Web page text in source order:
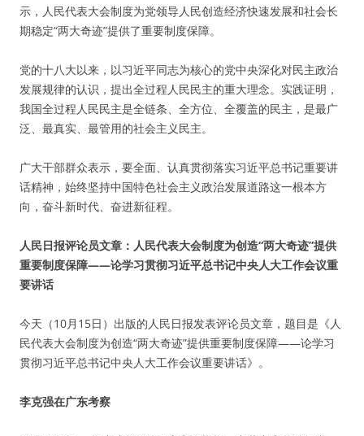
示，人民代表大会制度为党领导人民创造经济快速发展和社会长
期稳定“两大奇迹”提供了重要制度保障。
党的十八大以来，以习近平同志为核心的党中央深化对民主政治
发展规律的认识，提出全过程人民民主的重大理念。实践证明，
我国全过程人民民主是全链条、全方位、全覆盖的民主，是最广
泛、最真实、最管用的社会主义民主。
广大干部群众表示，要全面、认真贯彻落实习近平总书记重要讲
话精神，始终坚持中国特色社会主义政治发展道路这一根本方
向，奋斗新时代、奋进新征程。
人民日报评论员文章：人民代表大会制度为创造“两大奇迹”提供
重要制度保障——论学习贯彻习近平总书记中央人大工作会议重
要讲话
今天（10月15日）出版的人民日报发表评论员文章，题目是《人
民代表大会制度为创造“两大奇迹”提供重要制度保障——论学习
贯彻习近平总书记中央人大工作会议重要讲话》。
李克强在广东考察